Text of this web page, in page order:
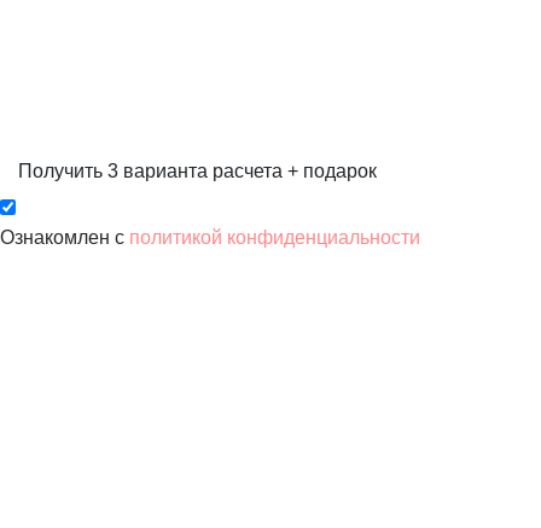
Получить 3 варианта расчета + подарок
Ознакомлен с политикой конфиденциальности